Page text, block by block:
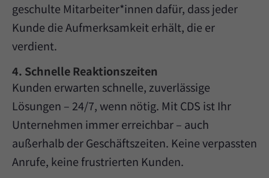
geschulte Mitarbeiter*innen dafür, dass jeder
Kunde die Aufmerksamkeit erhält, die er
verdient.
4. Schnelle Reaktionszeiten
Kunden erwarten schnelle, zuverlässige
Lösungen – 24/7, wenn nötig. Mit CDS ist Ihr
Unternehmen immer erreichbar – auch
außerhalb der Geschäftszeiten. Keine verpassten
Anrufe, keine frustrierten Kunden.